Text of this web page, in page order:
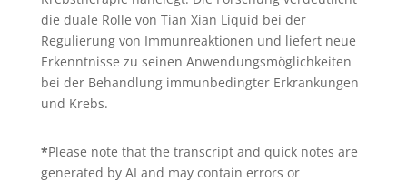
die duale Rolle von Tian Xian Liquid bei der
Regulierung von Immunreaktionen und liefert neue
Erkenntnisse zu seinen Anwendungsmöglichkeiten
bei der Behandlung immunbedingter Erkrankungen
und Krebs.
*Please note that the transcript and quick notes are
generated by AI and may contain errors or